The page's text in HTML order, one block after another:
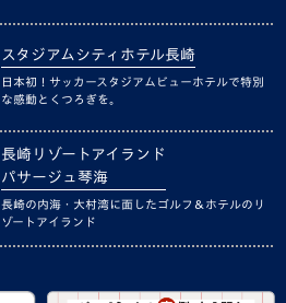
スタジアムシティホテル長崎
日本初！サッカースタジアムビューホテルで特別
な感動とくつろぎを。
長崎リゾートアイランド
パサージュ琴海
長崎の内海・大村湾に面したゴルフ＆ホテルのリ
ゾートアイランド